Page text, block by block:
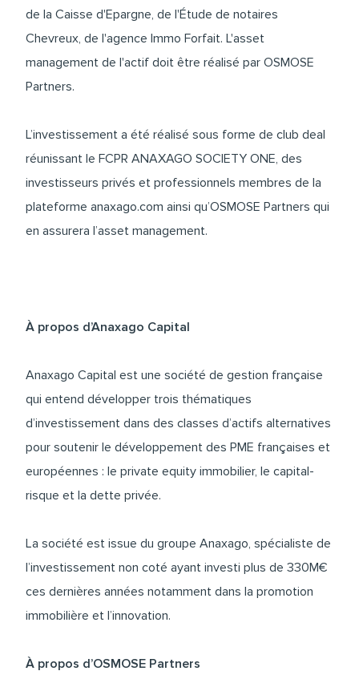
de la Caisse d'Epargne, de l'Étude de notaires
Chevreux, de l'agence Immo Forfait. L'asset
management de l'actif doit être réalisé par OSMOSE
Partners.
L’investissement a été réalisé sous forme de club deal
réunissant le FCPR ANAXAGO SOCIETY ONE, des
investisseurs privés et professionnels membres de la
plateforme anaxago.com ainsi qu’OSMOSE Partners qui
en assurera l’asset management.
À propos d’Anaxago Capital
Anaxago Capital est une société de gestion française
qui entend développer trois thématiques
d’investissement dans des classes d’actifs alternatives
pour soutenir le développement des PME françaises et
européennes : le private equity immobilier, le capital-
risque et la dette privée.
La société est issue du groupe Anaxago, spécialiste de
l’investissement non coté ayant investi plus de 330M€
ces dernières années notamment dans la promotion
immobilière et l’innovation.
À propos d’OSMOSE Partners